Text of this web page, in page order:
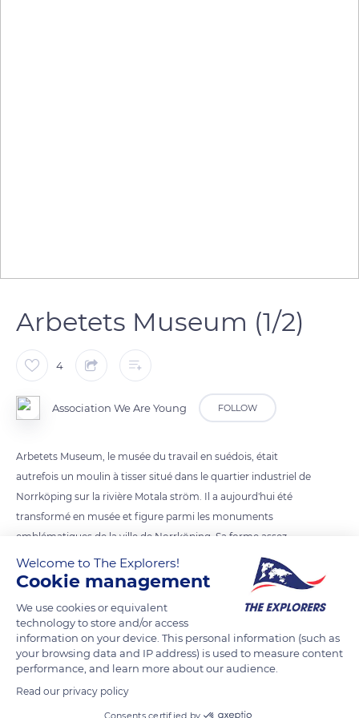
Arbetets Museum (1/2)
4
Association We Are Young FOLLOW
Arbetets Museum, le musée du travail en suédois, était
autrefois un moulin à tisser situé dans le quartier industriel de
Norrköping sur la rivière Motala ström. Il a aujourd'hui été
transformé en musée et figure parmi les monuments
emblématiques de la ville de Norrköping. Sa forme assez
triangulaire rappelle à Tristan le Flatiron Building que l'on peut
trouver à New York mais pas sûr que cette ressemblance soit
WAY
READ MORE TRANSLATE
Welcome to The Explorers!
Cookie management
We use cookies or equivalent
technology to store and/or access
information on your device. This personal information (such as
your browsing data and IP address) is used to measure content
performance, and learn more about our audience.
Read our privacy policy
Consents certified by